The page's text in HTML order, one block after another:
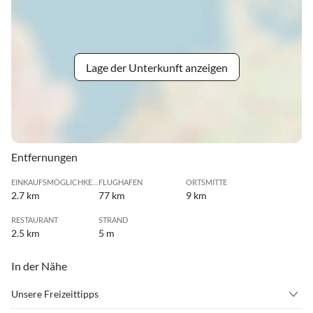
Lage der Unterkunft anzeigen
Entfernungen
2.7 km
FLUGHAFEN
77 km
ORTSMITTE
9 km
RESTAURANT
2.5 km
STRAND
5 m
In der Nähe
Unsere Freizeittipps